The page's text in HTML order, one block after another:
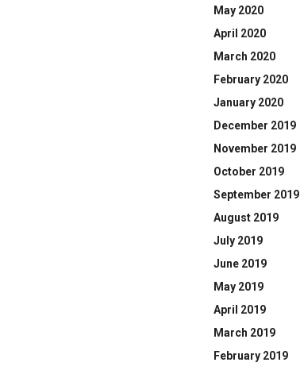
May 2020
April 2020
March 2020
February 2020
January 2020
December 2019
November 2019
October 2019
September 2019
August 2019
July 2019
June 2019
May 2019
April 2019
March 2019
February 2019